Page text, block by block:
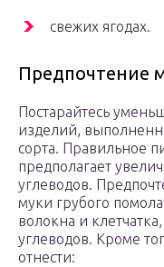
свежих ягодах.
Предпочтение
Постарайтесь
изделий,
сорта. Правильное
предполагает
углеводов.
муки грубого
волокна и
углеводов. Кроме
отнести: